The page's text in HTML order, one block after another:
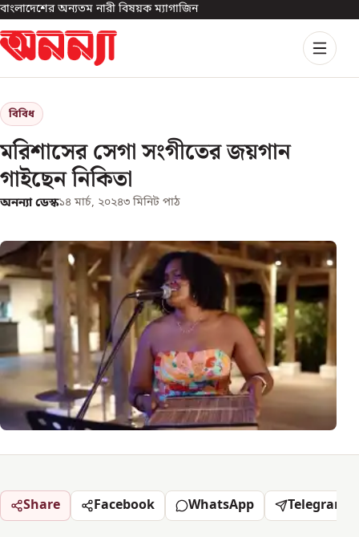
বাংলাদেশের অন্যতম নারী বিষয়ক ম্যাগাজিন
বিবিধ
মরিশাসের সেগা সংগীতের জয়গান
গাইছেন নিকিতা
অনন্যা ডেস্ক১৪ মার্চ, ২০২৪৩ মিনিট পাঠ
Share Facebook WhatsApp Telegram